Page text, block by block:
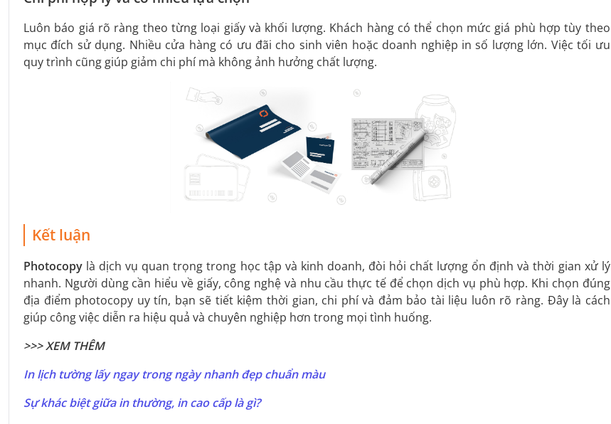
Luôn báo giá rõ ràng theo từng loại giấy và khối lượng. Khách hàng có thể chọn mức giá phù hợp tùy theo
mục đích sử dụng. Nhiều cửa hàng có ưu đãi cho sinh viên hoặc doanh nghiệp in số lượng lớn. Việc tối ưu
quy trình cũng giúp giảm chi phí mà không ảnh hưởng chất lượng.
Kết luận
Photocopy là dịch vụ quan trọng trong học tập và kinh doanh, đòi hỏi chất lượng ổn định và thời gian xử lý
nhanh. Người dùng cần hiểu về giấy, công nghệ và nhu cầu thực tế để chọn dịch vụ phù hợp. Khi chọn đúng
địa điểm photocopy uy tín, bạn sẽ tiết kiệm thời gian, chi phí và đảm bảo tài liệu luôn rõ ràng. Đây là cách
giúp công việc diễn ra hiệu quả và chuyên nghiệp hơn trong mọi tình huống.
>>> XEM THÊM
In lịch tường lấy ngay trong ngày nhanh đẹp chuẩn màu
Sự khác biệt giữa in thường, in cao cấp là gì?